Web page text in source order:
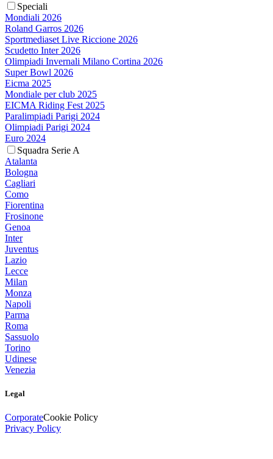
Speciali
Mondiali 2026
Roland Garros 2026
Sportmediaset Live Riccione 2026
Scudetto Inter 2026
Olimpiadi Invernali Milano Cortina 2026
Super Bowl 2026
Eicma 2025
Mondiale per club 2025
EICMA Riding Fest 2025
Paralimpiadi Parigi 2024
Olimpiadi Parigi 2024
Euro 2024
Squadra Serie A
Atalanta
Bologna
Cagliari
Como
Fiorentina
Frosinone
Genoa
Inter
Juventus
Lazio
Lecce
Milan
Monza
Napoli
Parma
Roma
Sassuolo
Torino
Udinese
Venezia
Legal
CorporateCookie Policy
Privacy Policy